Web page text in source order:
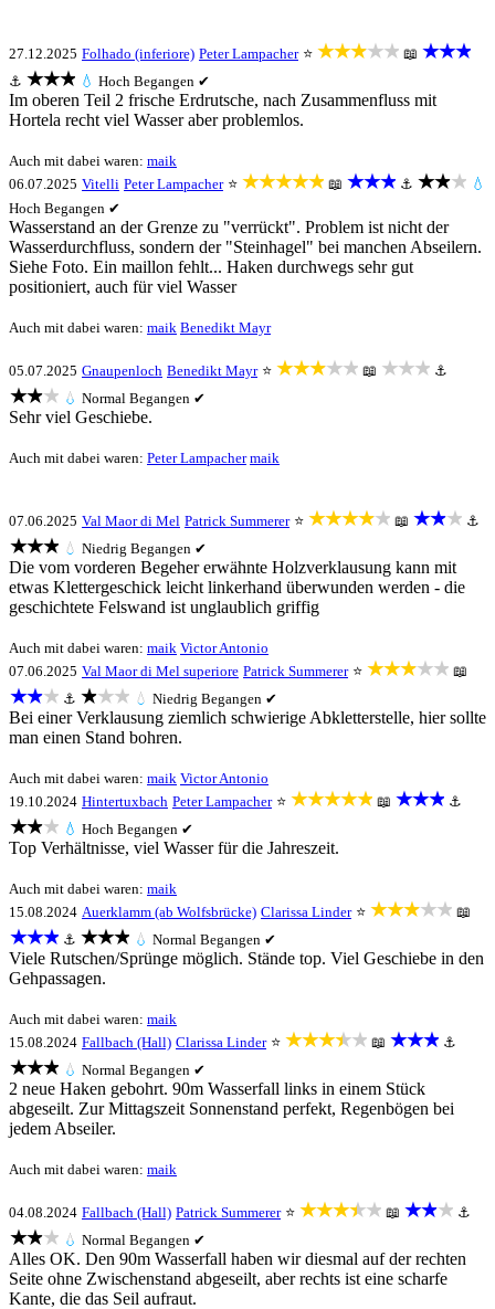
27.12.2025 Folhado (inferiore) Peter Lampacher ⭐ ★★★★★ 📖 ★★★
⚓ ★★★ 💧 Hoch Begangen ✔
Im oberen Teil 2 frische Erdrutsche, nach Zusammenfluss mit
Hortela recht viel Wasser aber problemlos.
Auch mit dabei waren: maik
06.07.2025 Vitelli Peter Lampacher ⭐ ★★★★★ 📖 ★★★ ⚓ ★★★ 💧
Hoch Begangen ✔
Wasserstand an der Grenze zu "verrückt". Problem ist nicht der
Wasserdurchfluss, sondern der "Steinhagel" bei manchen Abseilern.
Siehe Foto. Ein maillon fehlt... Haken durchwegs sehr gut
positioniert, auch für viel Wasser
Auch mit dabei waren: maik Benedikt Mayr
05.07.2025 Gnaupenloch Benedikt Mayr ⭐ ★★★★★ 📖 ★★★ ⚓
★★★ 💧 Normal Begangen ✔
Sehr viel Geschiebe.
Auch mit dabei waren: Peter Lampacher maik
07.06.2025 Val Maor di Mel Patrick Summerer ⭐ ★★★★★ 📖 ★★★ ⚓
★★★ 💧 Niedrig Begangen ✔
Die vom vorderen Begeher erwähnte Holzverklausung kann mit
etwas Klettergeschick leicht linkerhand überwunden werden - die
geschichtete Felswand ist unglaublich griffig
Auch mit dabei waren: maik Victor Antonio
07.06.2025 Val Maor di Mel superiore Patrick Summerer ⭐ ★★★★★ 📖
★★★ ⚓ ★★★ 💧 Niedrig Begangen ✔
Bei einer Verklausung ziemlich schwierige Abkletterstelle, hier sollte
man einen Stand bohren.
Auch mit dabei waren: maik Victor Antonio
19.10.2024 Hintertuxbach Peter Lampacher ⭐ ★★★★★ 📖 ★★★ ⚓
★★★ 💧 Hoch Begangen ✔
Top Verhältnisse, viel Wasser für die Jahreszeit.
Auch mit dabei waren: maik
15.08.2024 Auerklamm (ab Wolfsbrücke) Clarissa Linder ⭐ ★★★★★ 📖
★★★ ⚓ ★★★ 💧 Normal Begangen ✔
Viele Rutschen/Sprünge möglich. Stände top. Viel Geschiebe in den
Gehpassagen.
Auch mit dabei waren: maik
15.08.2024 Fallbach (Hall) Clarissa Linder ⭐ ★★★★★ 📖 ★★★ ⚓
★★★ 💧 Normal Begangen ✔
2 neue Haken gebohrt. 90m Wasserfall links in einem Stück
abgeseilt. Zur Mittagszeit Sonnenstand perfekt, Regenbögen bei
jedem Abseiler.
Auch mit dabei waren: maik
04.08.2024 Fallbach (Hall) Patrick Summerer ⭐ ★★★★★ 📖 ★★★ ⚓
★★★ 💧 Normal Begangen ✔
Alles OK. Den 90m Wasserfall haben wir diesmal auf der rechten
Seite ohne Zwischenstand abgeseilt, aber rechts ist eine scharfe
Kante, die das Seil aufraut.